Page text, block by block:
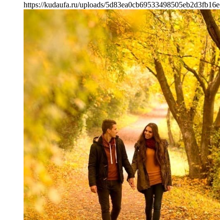
https://kudaufa.ru/uploads/